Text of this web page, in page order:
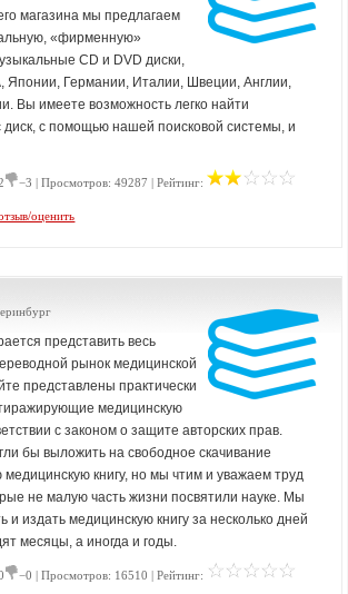
магазина мы предлагаем
«фирменную»
CD и DVD диски,
Японии, Германии, Италии, Швеции, Англии,
Вы имеете возможность легко найти
с помощью нашей поисковой системы, и
−3 | Просмотров: 49287 | Рейтинг:
оценить
представить весь
рынок медицинской
представлены практически
медицинскую
с законом о защите авторских прав.
бы выложить на свободное скачивание
медицинскую книгу, но мы чтим и уважаем труд
не малую часть жизни посвятили науке. Мы
и издать медицинскую книгу за несколько дней
месяцы, а иногда и годы.
−0 | Просмотров: 16510 | Рейтинг: